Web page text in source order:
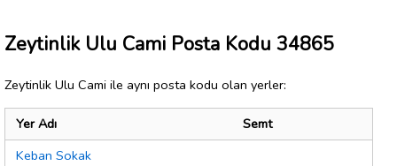
Zeytinlik Ulu Cami Posta Kodu 34865
Zeytinlik Ulu Cami ile aynı posta kodu olan yerler:
Yer Adı
Semt
Keban Sokak